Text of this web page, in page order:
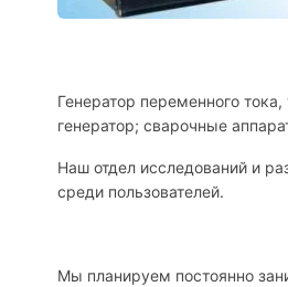
Генератор переменного
генератор; сварочные
Наш отдел исследований и
среди пользователей.
Мы планируем постоянно